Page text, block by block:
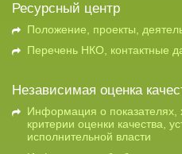
Ресурсный центр
Положение, проекты,
Перечень НКО, контактные
Независимая оценка
Информация о
критерии оценки качества,
исполнительной власти